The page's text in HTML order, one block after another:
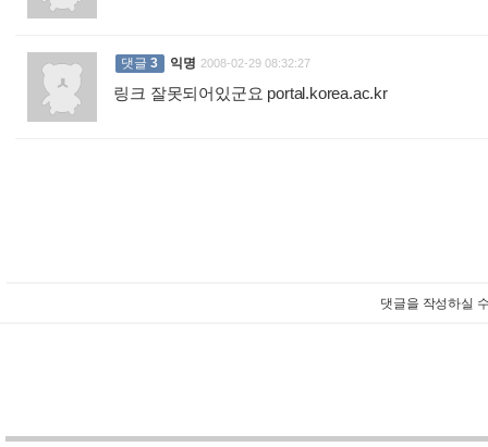
댓글 3 익명 2008-02-29 08:32:27
링크 잘못되어있군요 portal.korea.ac.kr
댓글을 작성하실